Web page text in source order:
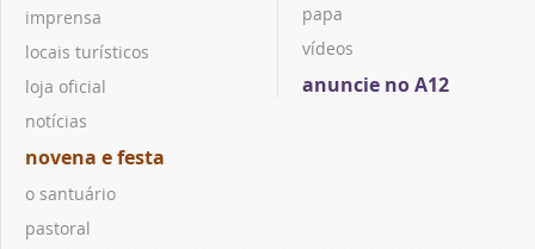
imprensa
locais turísticos
loja oficial
notícias
novena e festa
o santuário
pastoral
papa
vídeos
anuncie no A12